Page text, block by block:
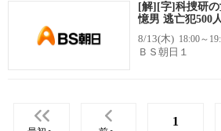
[解][字]科捜研
憶男 逃亡犯500
8/13(木) 18:00～
ＢＳ朝日１
1